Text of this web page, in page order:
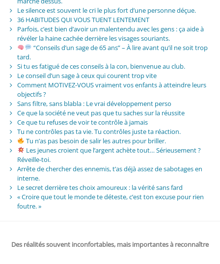
Le silence est souvent le cri le plus fort d’une personne déçue.
36 HABITUDES QUI VOUS TUENT LENTEMENT
Parfois, c’est bien d’avoir un malentendu avec les gens : ça aide à
révéler la haine cachée derrière les visages souriants.
“Conseils d’un sage de 65 ans” – À lire avant qu’il ne soit trop
tard.
Si tu es fatigué de ces conseils à la con, bienvenue au club.
Le conseil d’un sage à ceux qui courent trop vite
Comment MOTIVEZ-VOUS vraiment vos enfants à atteindre leurs
objectifs ?
Sans filtre, sans blabla : Le vrai développement perso
Ce que la société ne veut pas que tu saches sur la réussite
Ce que tu refuses de voir te contrôle à jamais
Tu ne contrôles pas ta vie. Tu contrôles juste ta réaction.
Tu n’as pas besoin de salir les autres pour briller.
Les jeunes croient que l’argent achète tout… Sérieusement ?
Réveille-toi.
Arrête de chercher des ennemis, t’as déjà assez de sabotages en
interne.
Le secret derrière tes choix amoureux : la vérité sans fard
« Croire que tout le monde te déteste, c’est ton excuse pour rien
foutre. »
Des réalités souvent inconfortables, mais importantes à reconnaître